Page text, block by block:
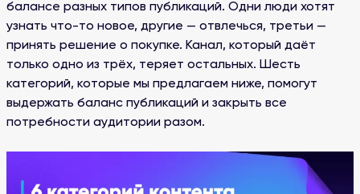
балансе разных типов публикаций. Одни люди хотят
узнать что-то новое, другие — отвлечься, третьи —
принять решение о покупке. Канал, который даёт
только одно из трёх, теряет остальных. Шесть
категорий, которые мы предлагаем ниже, помогут
выдержать баланс публикаций и закрыть все
потребности аудитории разом.